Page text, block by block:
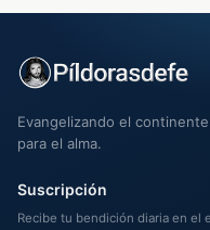
Evangelizando el
para el alma.
Suscripción
Recibe tu bendición diaria en el